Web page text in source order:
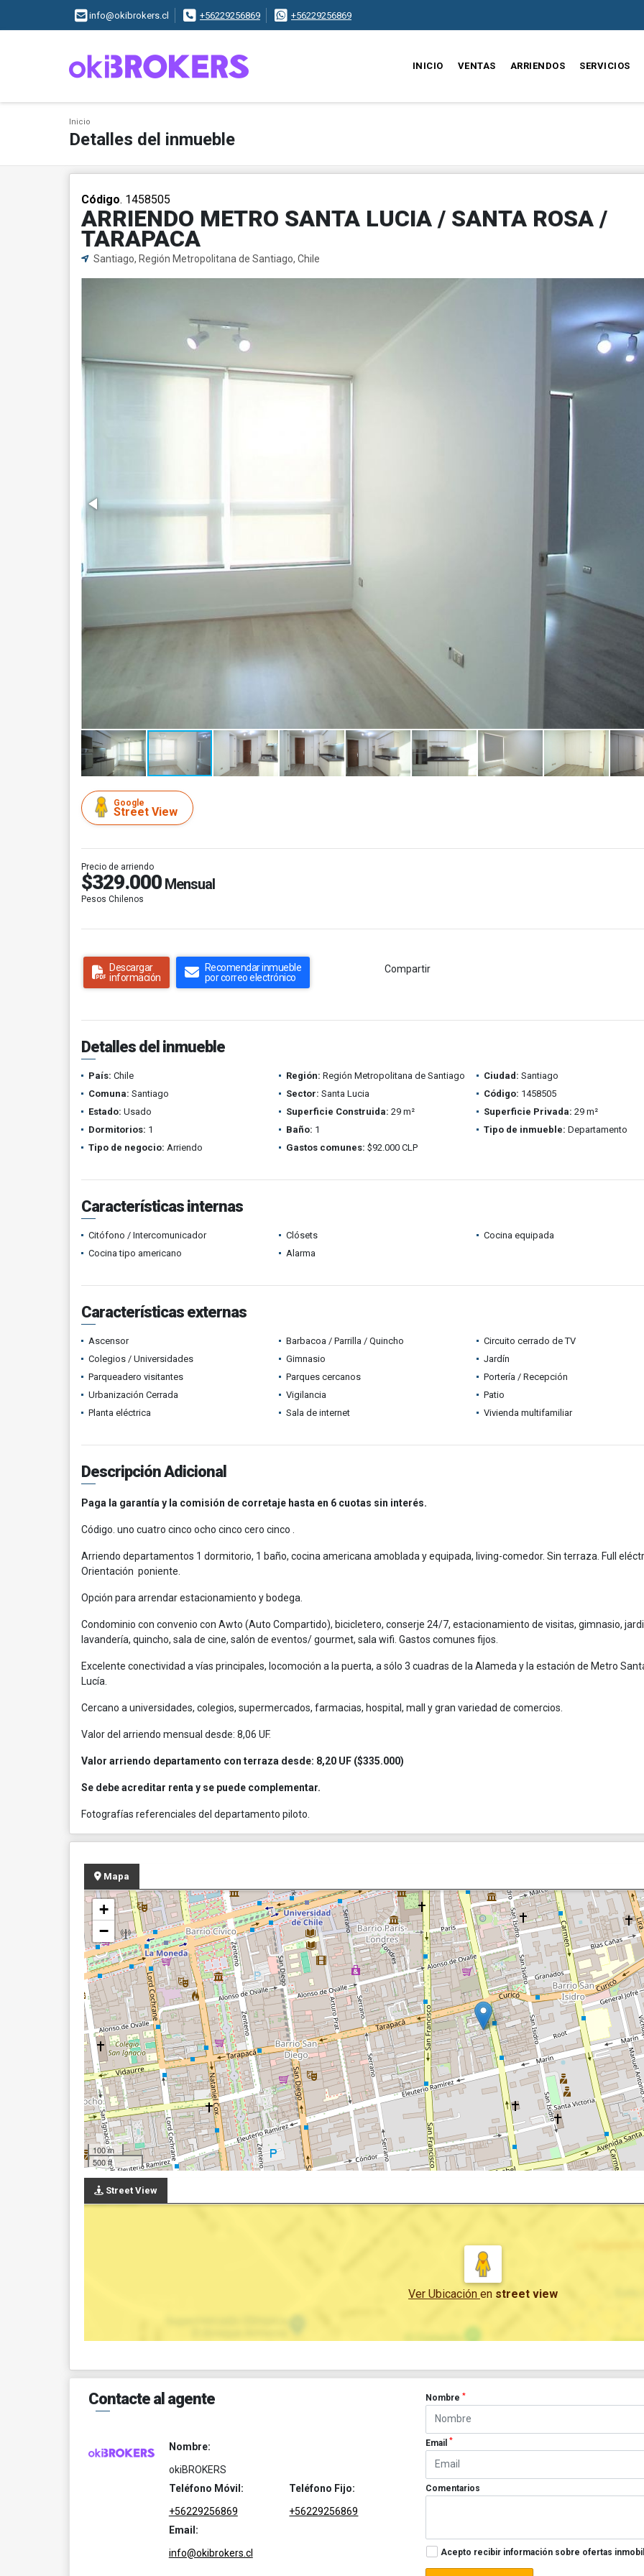
info@okibrokers.cl +56229256869 +56229256869
INICIO VENTAS ARRIENDOS SERVICIOS
Inicio
Detalles del inmueble
Código. 1458505
ARRIENDO METRO SANTA LUCIA / SANTA ROSA /
TARAPACA
Santiago, Región Metropolitana de Santiago, Chile
Google
Street View
Precio de arriendo
$329.000 Mensual
Pesos Chilenos
Descargar
información
Recomendar inmueble
por correo electrónico
Compartir
Detalles del inmueble
País: Chile Región: Región Metropolitana de Santiago Ciudad: Santiago
Comuna: Santiago Sector: Santa Lucia Código: 1458505
Estado: Usado Superficie Construida: 29 m² Superficie Privada: 29 m²
Dormitorios: 1 Baño: 1 Tipo de inmueble: Departamento
Tipo de negocio: Arriendo Gastos comunes: $92.000 CLP
Características internas
Citófono / Intercomunicador Clósets
Cocina equipada
Cocina tipo americano
Alarma
Características externas
Ascensor Barbacoa / Parrilla / Quincho
Circuito cerrado de TV
Colegios / Universidades
Gimnasio
Jardín
Parqueadero visitantes
Parques cercanos
Portería / Recepción
Urbanización Cerrada
Vigilancia
Patio
Planta eléctrica
Sala de internet Vivienda multifamiliar
Descripción Adicional
Paga la garantía y la comisión de corretaje hasta en 6 cuotas sin interés.
Código. uno cuatro cinco ocho cinco cero cinco .
Arriendo departamentos 1 dormitorio, 1 baño, cocina americana amoblada y equipada, living-comedor. Sin terraza. Full
Orientación poniente.
Opción para arrendar estacionamiento y bodega.
Condominio con convenio con Awto (Auto Compartido), bicicletero, conserje 24/7, estacionamiento de visitas, gimnasio,
lavandería, quincho, sala de cine, salón de eventos/ gourmet, sala wifi. Gastos comunes fijos.
Excelente conectividad a vías principales, locomoción a la puerta, a sólo 3 cuadras de la Alameda y la estación de Metro
Lucía.
Cercano a universidades, colegios, supermercados, farmacias, hospital, mall y gran variedad de comercios.
Valor del arriendo mensual desde: 8,06 UF.
Valor arriendo departamento con terraza desde: 8,20 UF ($335.000)
Se debe acreditar renta y se puede complementar.
Fotografías referenciales del departamento piloto.
Mapa
+
−
100 m
500 ft
Street View
Ver Ubicación en street view
Contacte al agente
Nombre:
okiBROKERS
Teléfono Móvil:
+56229256869
Teléfono Fijo:
+56229256869
Email:
info@okibrokers.cl
Nombre*
Email*
Comentarios
Acepto recibir información sobre ofertas